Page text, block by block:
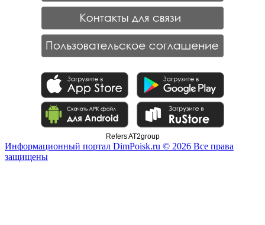
Refers AT2group
Информационный портал DimPoisk.ru © 2026 Все права
защищены